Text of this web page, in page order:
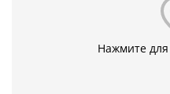
Нажмите для